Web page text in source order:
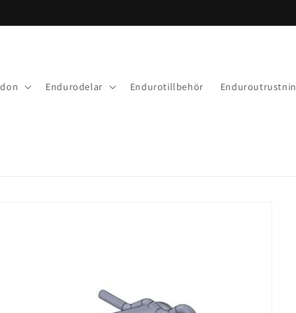
Endurodelar Endurotillbehör